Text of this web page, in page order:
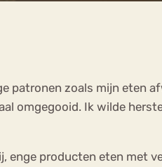
patronen zoals mijn eten
omgegooid. Ik wilde
enge producten eten met